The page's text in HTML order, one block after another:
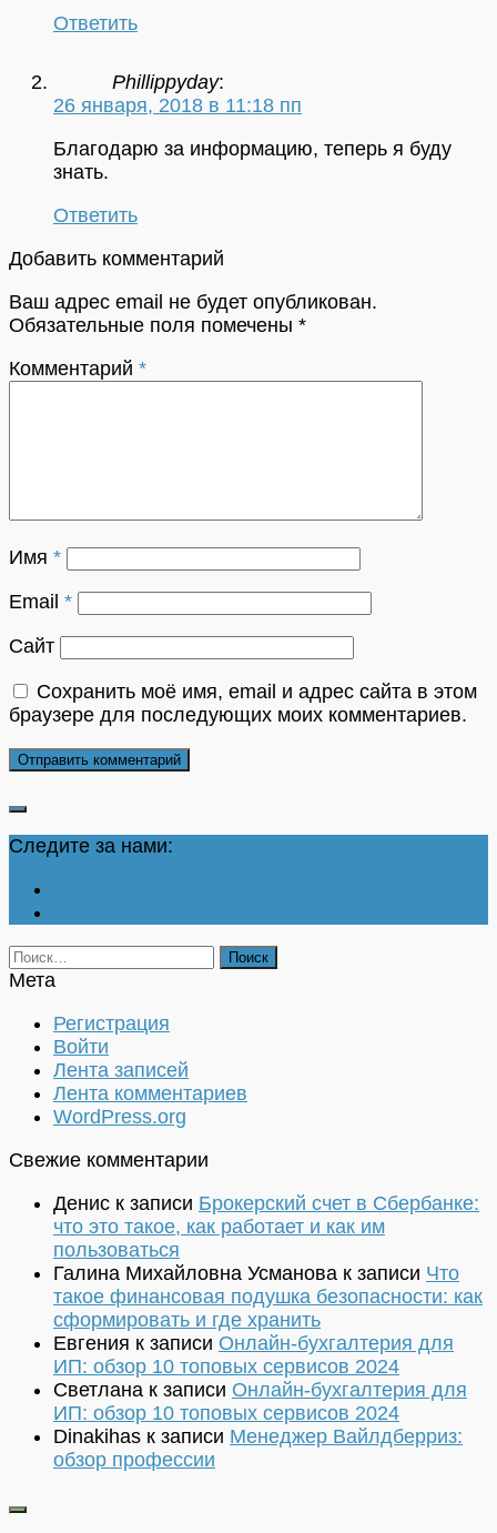
Ответить
Phillippyday:
26 января, 2018 в 11:18 пп
Благодарю за информацию, теперь я буду
знать.
Ответить
Добавить комментарий
Ваш адрес email не будет опубликован.
Обязательные поля помечены *
Комментарий *
Имя *
Email *
Сайт
Сохранить моё имя, email и адрес сайта в этом
браузере для последующих моих комментариев.
Следите за нами:
Найти:
Мета
Регистрация
Войти
Лента записей
Лента комментариев
WordPress.org
Свежие комментарии
Денис к записи Брокерский счет в Сбербанке:
что это такое, как работает и как им
пользоваться
Галина Михайловна Усманова к записи Что
такое финансовая подушка безопасности: как
сформировать и где хранить
Евгения к записи Онлайн-бухгалтерия для
ИП: обзор 10 топовых сервисов 2024
Светлана к записи Онлайн-бухгалтерия для
ИП: обзор 10 топовых сервисов 2024
Dinakihas к записи Менеджер Вайлдберриз:
обзор профессии